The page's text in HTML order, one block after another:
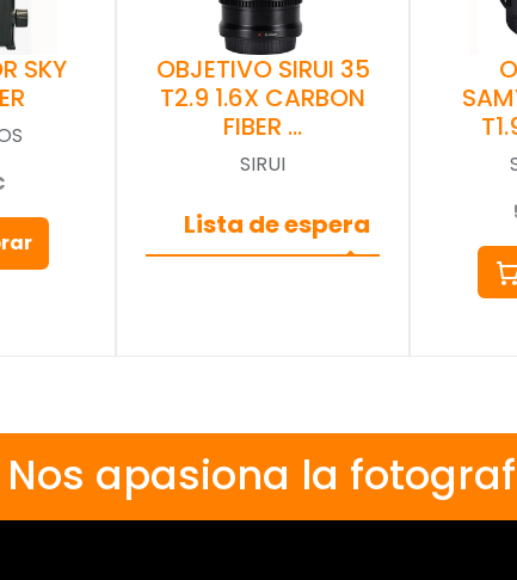
SKY
OBJETIVO SIRUI 35
T2.9 1.6X CARBON
FIBER …
SIRUI
Lista de espera
Nos apasiona la